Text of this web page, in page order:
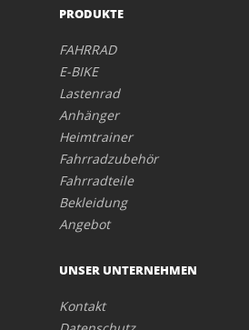
PRODUKTE
FAHRRAD
E-BIKE
Lastenrad
Anhänger
Heimtrainer
Fahrradzubehör
Fahrradteile
Bekleidung
Angebot
UNSER UNTERNEHMEN
Kontakt